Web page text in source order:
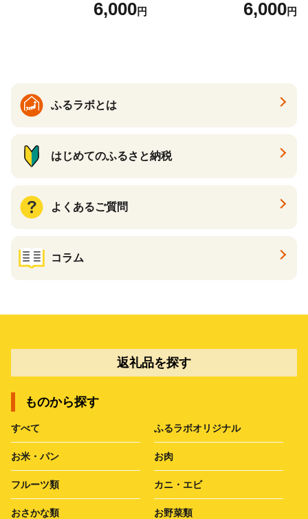
詰合せ クラムチャウダー チ
6,000円
ト スープ プロテイン たんぱ
6,000円
ふるラボとは
はじめてのふるさと納税
よくあるご質問
コラム
返礼品を探す
ものから探す
すべて ふるラボオリジナル
お米・パン お肉
フルーツ類 カニ・エビ
おさかな類 お野菜類